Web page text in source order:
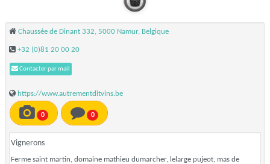
Chaussée de Dinant 332, 5000 Namur, Belgique
+32 (0)81 20 00 20
Contacter par mail
https://www.autrementditvins.be
0 0
Vignerons
Ferme saint martin, domaine mathieu dumarcher, lelarge pujeot, mas de